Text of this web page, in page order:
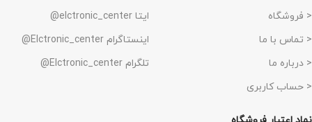
< فروشگاه
< تماس با ما
< درباره ما
< حساب کاربری
ایتا elctronic_center@
اینستاگرام Elctronic_center@
تلگرام Elctronic_center@